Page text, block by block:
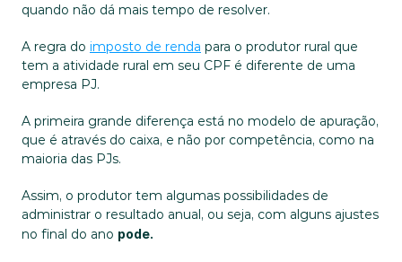
quando não dá mais tempo de resolver.
A regra do imposto de renda para o produtor rural que
tem a atividade rural em seu CPF é diferente de uma
empresa PJ.
A primeira grande diferença está no modelo de apuração,
que é através do caixa, e não por competência, como na
maioria das PJs.
Assim, o produtor tem algumas possibilidades de
administrar o resultado anual, ou seja, com alguns ajustes
no final do ano pode.